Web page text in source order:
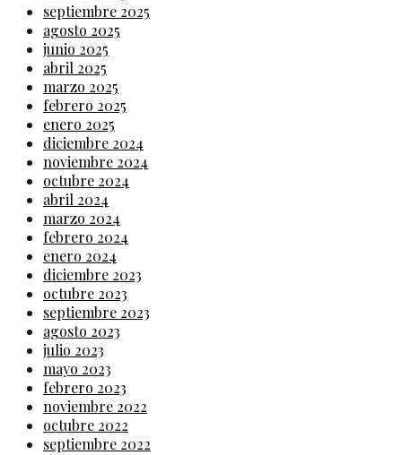
septiembre 2025
agosto 2025
junio 2025
abril 2025
marzo 2025
febrero 2025
enero 2025
diciembre 2024
noviembre 2024
octubre 2024
abril 2024
marzo 2024
febrero 2024
enero 2024
diciembre 2023
octubre 2023
septiembre 2023
agosto 2023
julio 2023
mayo 2023
febrero 2023
noviembre 2022
octubre 2022
septiembre 2022